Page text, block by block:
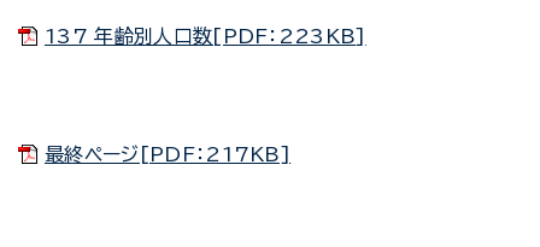
137 年齢別人口数[PDF：223KB]
最終ページ[PDF：217KB]